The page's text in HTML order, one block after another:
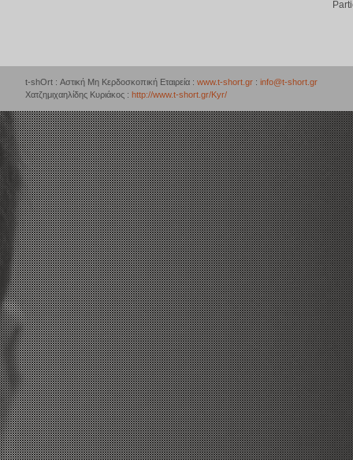
t-shOrt : Αστική Μη Κερδοσκοπική Εταιρεία : www.t-short.gr : info@t-short.gr
Χατζημιχαηλίδης Κυριάκος : http://www.t-short.gr/Kyr/